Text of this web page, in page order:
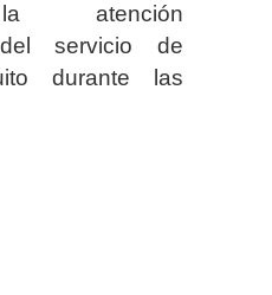
atención
del servicio de
durante las